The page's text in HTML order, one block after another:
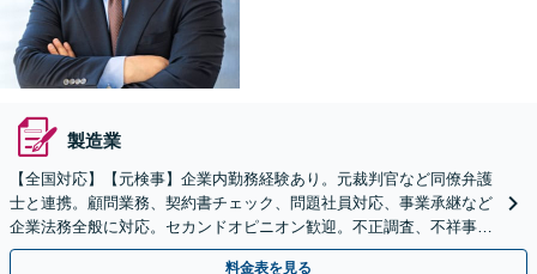
製造業
【全国対応】【元検事】企業内勤務経験あり。元裁判官など同僚弁護
士と連携。顧問業務、契約書チェック、問題社員対応、事業承継など
企業法務全般に対応。セカンドオピニオン歓迎。不正調査、不祥事や
ハラスメントの対応・予防にも実績。事業を守り成長支援。
料金表を見る